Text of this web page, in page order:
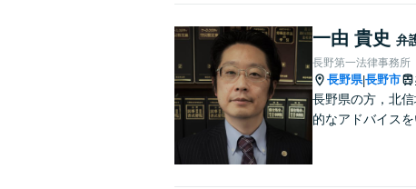
一由 貴史 弁
長野第一法律事務所
長野県|長野市
長野県の方，北
的なアドバイスを